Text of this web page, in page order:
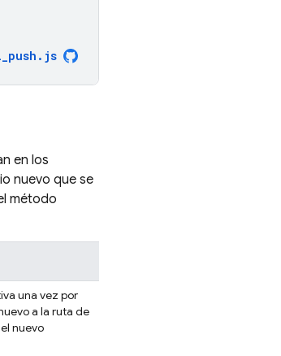
. js
en los
nuevo que se
método
una vez por
a la ruta de
nuevo